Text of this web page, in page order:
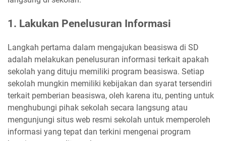
1. Lakukan Penelusuran Informasi
Langkah pertama dalam mengajukan beasiswa di SD
adalah melakukan penelusuran informasi terkait apakah
sekolah yang dituju memiliki program beasiswa. Setiap
sekolah mungkin memiliki kebijakan dan syarat tersendiri
terkait pemberian beasiswa, oleh karena itu, penting untuk
menghubungi pihak sekolah secara langsung atau
mengunjungi situs web resmi sekolah untuk memperoleh
informasi yang tepat dan terkini mengenai program